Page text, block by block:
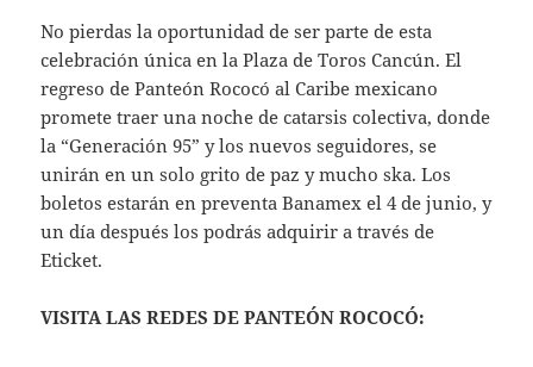
No pierdas la oportunidad de ser parte de esta
celebración única en la Plaza de Toros Cancún. El
regreso de Panteón Rococó al Caribe mexicano
promete traer una noche de catarsis colectiva, donde
la “Generación 95” y los nuevos seguidores, se
unirán en un solo grito de paz y mucho ska. Los
boletos estarán en preventa Banamex el 4 de junio, y
un día después los podrás adquirir a través de
Eticket.
VISITA LAS REDES DE PANTEÓN ROCOCÓ: